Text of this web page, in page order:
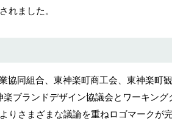
れました。
協同組合、東神楽町商工会、東神楽町
ブランドデザイン協議会とワーキング
りさまざまな議論を重ねロゴマークが